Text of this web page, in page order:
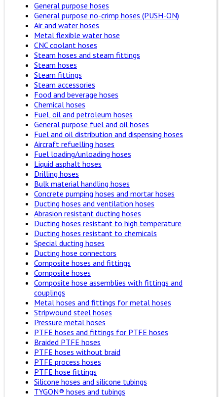
General purpose hoses
General purpose no-crimp hoses (PUSH-ON)
Air and water hoses
Metal flexible water hose
CNC coolant hoses
Steam hoses and steam fittings
Steam hoses
Steam fittings
Steam accessories
Food and beverage hoses
Chemical hoses
Fuel, oil and petroleum hoses
General purpose fuel and oil hoses
Fuel and oil distribution and dispensing hoses
Aircraft refuelling hoses
Fuel loading/unloading hoses
Liquid asphalt hoses
Drilling hoses
Bulk material handling hoses
Concrete pumping hoses and mortar hoses
Ducting hoses and ventilation hoses
Abrasion resistant ducting hoses
Ducting hoses resistant to high temperature
Ducting hoses resistant to chemicals
Special ducting hoses
Ducting hose connectors
Composite hoses and fittings
Composite hoses
Composite hose assemblies with fittings and
couplings
Metal hoses and fittings for metal hoses
Stripwound steel hoses
Pressure metal hoses
PTFE hoses and fittings for PTFE hoses
Braided PTFE hoses
PTFE hoses without braid
PTFE process hoses
PTFE hose fittings
Silicone hoses and silicone tubings
TYGON® hoses and tubings